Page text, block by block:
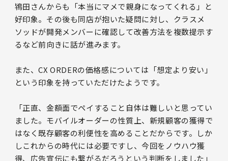
鴇田さんからも「本当にマメで親身になってくれる」と
好印象。その後も同店が抱いた疑問に対し、クラスメ
ソッドが開発メンバーに確認して改善方法を複数提示す
るなど前向きに話が進みます。
また、CX ORDERの価格感については「想定より安い」
という印象を持っていただけたようです。
「正直、金額面でペイすること自体は難しいと思ってい
ました。モバイルオーダーの性質上、新規顧客の獲得で
はなく既存顧客の利便性を高めることだからです。しか
しこれからの時代には必要ですし、今回をノウハウ獲
得、広告宣伝にも繋がるだろうという判断をしました」